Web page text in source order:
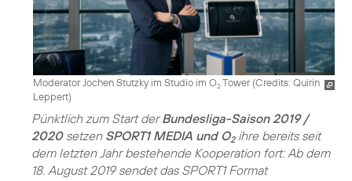
Moderator Jochen Stutzky im Studio im O2Tower (Credits: Quirin
Leppert)
Pünktlich zum Start derBundesliga-Saison 2019 /
2020setzen SPORT1 MEDIA und O2ihre bereits seit
dem letzten Jahr bestehende Kooperation fort: Ab dem
18. August 2019 sendet das SPORT1 Format